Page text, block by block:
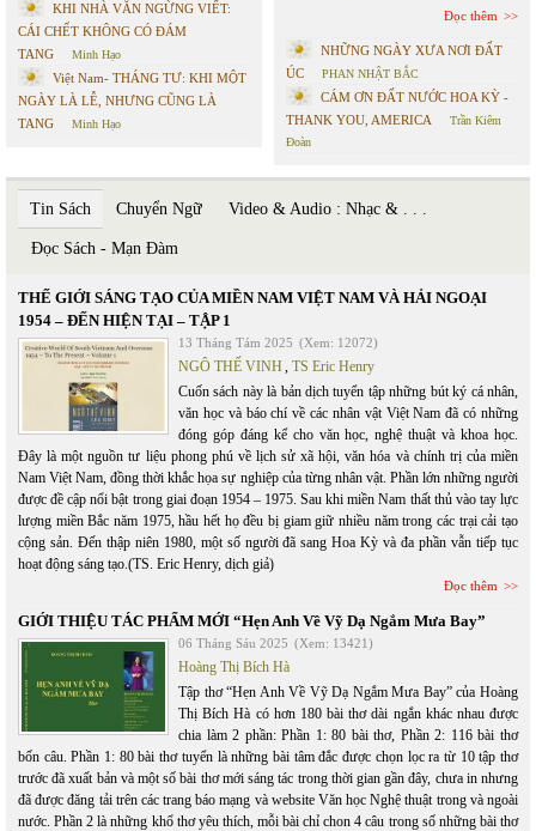
KHI NHÀ VĂN NGỪNG VIẾT:
CÁI CHẾT KHÔNG CÓ ĐÁM
TANG
Minh Hạo
Việt Nam- THÁNG TƯ: KHI MỘT
NGÀY LÀ LỄ, NHƯNG CŨNG LÀ
TANG
Minh Hạo
Đọc thêm
NHỮNG NGÀY XƯA NƠI ĐẤT
ÚC
PHAN NHẬT BẮC
CÁM ƠN ĐẤT NƯỚC HOA KỲ -
THANK YOU, AMERICA
Trần Kiêm
Đoàn
Tin Sách Chuyển Ngữ Video & Audio : Nhạc & . . .
Đọc Sách - Mạn Đàm
THẾ GIỚI SÁNG TẠO CỦA MIỀN NAM VIỆT NAM VÀ HẢI NGOẠI
1954 – ĐẾN HIỆN TẠI – TẬP 1
13 Tháng Tám 2025 (Xem: 12072)
NGÔ THẾ VINH, TS Eric Henry
Cuốn sách này là bản dịch tuyển tập những bút ký cá nhân,
văn học và báo chí về các nhân vật Việt Nam đã có những
đóng góp đáng kể cho văn học, nghệ thuật và khoa học.
Đây là một nguồn tư liệu phong phú về lịch sử xã hội, văn hóa và chính trị của miền
Nam Việt Nam, đồng thời khắc họa sự nghiệp của từng nhân vật. Phần lớn những người
được đề cập nổi bật trong giai đoạn 1954 – 1975. Sau khi miền Nam thất thủ vào tay lực
lượng miền Bắc năm 1975, hầu hết họ đều bị giam giữ nhiều năm trong các trại cải tạo
cộng sản. Đến thập niên 1980, một số người đã sang Hoa Kỳ và đa phần vẫn tiếp tục
hoạt động sáng tạo.(TS. Eric Henry, dịch giả)
Đọc thêm
GIỚI THIỆU TÁC PHẨM MỚI “Hẹn Anh Về Vỹ Dạ Ngắm Mưa Bay”
06 Tháng Sáu 2025 (Xem: 13421)
Hoàng Thị Bích Hà
Tập thơ “Hẹn Anh Về Vỹ Dạ Ngắm Mưa Bay” của Hoàng
Thị Bích Hà có hơn 180 bài thơ dài ngắn khác nhau được
chia làm 2 phần: Phần 1: 80 bài thơ, Phần 2: 116 bài thơ
bốn câu. Phần 1: 80 bài thơ tuyển là những bài tâm đắc được chọn lọc ra từ 10 tập thơ
trước đã xuất bản và một số bài thơ mới sáng tác trong thời gian gần đây, chưa in nhưng
đã được đăng tải trên các trang báo mạng và website Văn học Nghệ thuật trong và ngoài
nước. Phần 2 là những khổ thơ yêu thích, mỗi bài chỉ chon 4 câu trong số những bài thơ